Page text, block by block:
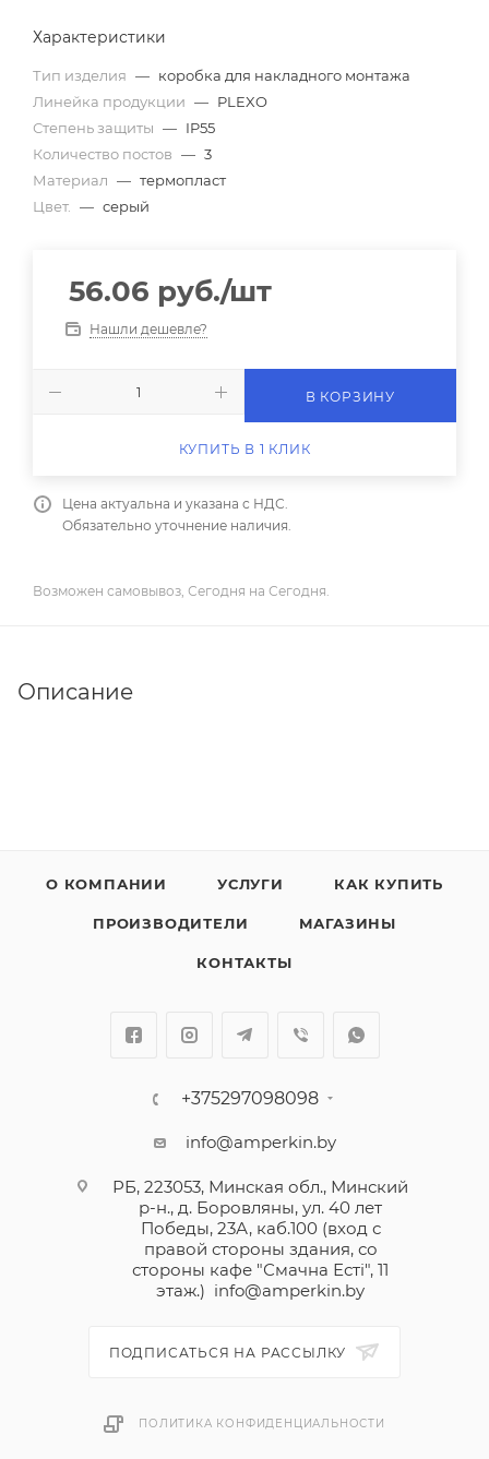
Характеристики
Тип изделия — коробка для накладного монтажа
Линейка продукции — PLEXO
Степень защиты — IP55
Количество постов — 3
Материал — термопласт
Цвет.
— серый
56.06 руб./шт
Нашли дешевле?
В КОРЗИНУ
КУПИТЬ В 1 КЛИК
Цена актуальна и указана с НДС.
Обязательно уточнение наличия.
Возможен самовывоз, Сегодня на Сегодня.
Описание
О КОМПАНИИ УСЛУГИ КАК КУПИТЬ
ПРОИЗВОДИТЕЛИ МАГАЗИНЫ
КОНТАКТЫ
+375297098098
info@amperkin.by
РБ, 223053, Минская обл., Минский
р-н., д. Боровляны, ул. 40 лет
Победы, 23А, каб.100 (вход с
правой стороны здания, со
стороны кафе "Смачна Естi", 11
этаж.) info@amperkin.by
ПОДПИСАТЬСЯ НА РАССЫЛКУ
ПОЛИТИКА КОНФИДЕНЦИАЛЬНОСТИ